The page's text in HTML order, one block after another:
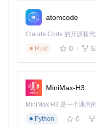
atomcode
Rust
0
MiniMax-H3
Python
0